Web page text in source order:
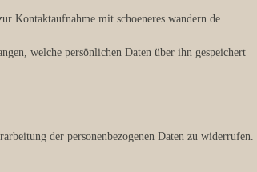
Kontaktaufnahme mit schoeneres.wandern.de
welche persönlichen Daten über ihn gespeichert
der personenbezogenen Daten zu widerrufen.